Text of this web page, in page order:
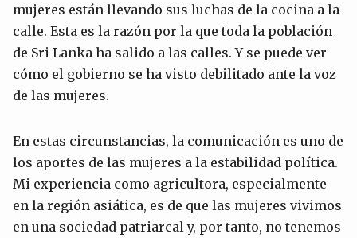
mujeres están llevando sus luchas de la cocina a la
calle. Esta es la razón por la que toda la población
de Sri Lanka ha salido a las calles. Y se puede ver
cómo el gobierno se ha visto debilitado ante la voz
de las mujeres.
En estas circunstancias, la comunicación es uno de
los aportes de las mujeres a la estabilidad política.
Mi experiencia como agricultora, especialmente
en la región asiática, es de que las mujeres vivimos
en una sociedad patriarcal y, por tanto, no tenemos